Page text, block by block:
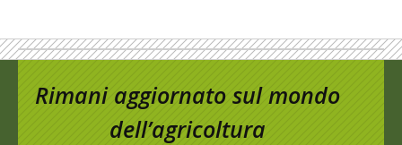
Rimani aggiornato sul mondo
dell’agricoltura